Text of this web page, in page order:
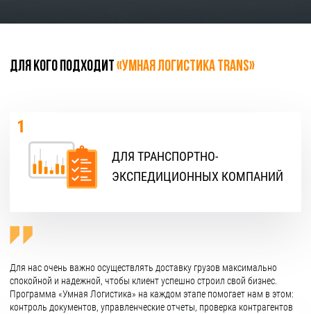
ДЛЯ КОГО ПОДХОДИТ«УМНАЯ ЛОГИСТИКА Trans»
1
ДЛЯ ТРАНСПОРТНО-
ЭКСПЕДИЦИОННЫХ КОМПАНИЙ
Для нас очень важно осуществлять доставку грузов максимально
спокойной и надежной, чтобы клиент успешно строил свой бизнес.
Программа «Умная Логистика» на каждом этапе помогает нам в этом:
контроль документов, управленческие отчеты, проверка контрагентов